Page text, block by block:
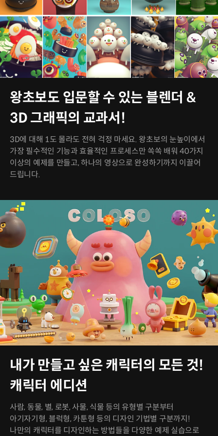
왕초보도 입문할 수 있는 블렌더 &
3D 그래픽의 교과서!
3D에 대해 1도 몰라도 전혀 걱정 마세요. 왕초보의 눈높이에서
가장 필수적인 기능과 효율적인 프로세스만 쏙쏙 배워 40가지
이상의 예제를 만들고, 하나의 영상으로 완성하기까지 이끌어
드립니다.
내가 만들고 싶은 캐릭터의 모든 것!
캐릭터 에디션
사람, 동물, 별, 로봇, 사물, 식물 등의 유형별 구분부터
아기자기형, 블럭형, 카툰형 등의 디자인 기법별 구분까지!
나만의 캐릭터를 디자인하는 방법들을 다양한 예제 실습으로